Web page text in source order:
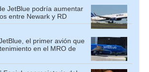
JetBlue podría aumentar
entre Newark y RD
el primer avión que
en el MRO de